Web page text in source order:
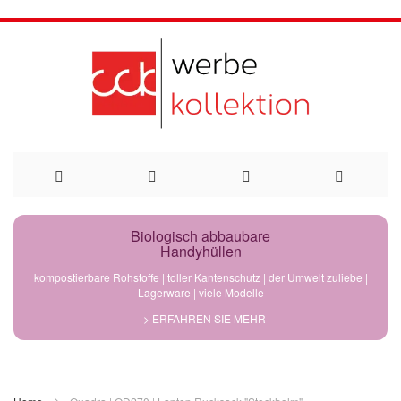
Direkt
Biologisch abbaubare
Handyhüllen
kompostierbare Rohstoffe | toller Kantenschutz | der Umwelt zuliebe |
Lagerware | viele Modelle
--> ERFAHREN SIE MEHR